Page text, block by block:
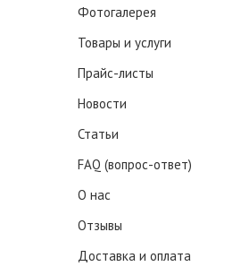
Фотогалерея
Товары и услуги
Прайс-листы
Новости
Статьи
FAQ (вопрос-ответ)
О нас
Отзывы
Доставка и оплата